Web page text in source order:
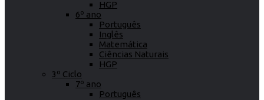
HGP
6º ano
Português
Inglês
Matemática
Ciências Naturais
HGP
3º Ciclo
7º ano
Português